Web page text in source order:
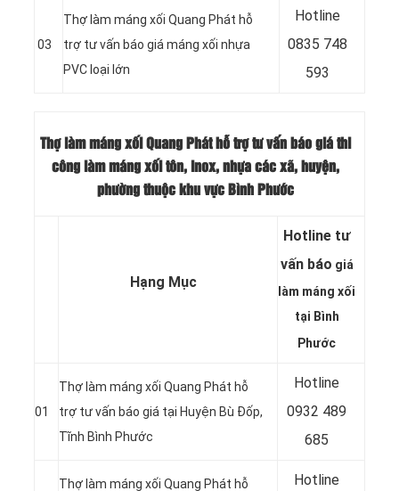
03
Thợ làm máng xối Quang Phát hỗ
trợ tư vấn báo giá máng xối nhựa
PVC loại lớn
Hotline
0835 748
593
Thợ làm máng xối Quang Phát hỗ trợ tư vấn báo giá thi
công làm máng xối tôn, inox, nhựa các xã, huyện,
phường thuộc khu vực Bình Phước
Hạng Mục
Hotline tư
vấn báo giá
làm máng xối
tại Bình
Phước
01
Thợ làm máng xối Quang Phát hỗ
trợ tư vấn báo giá tại Huyện Bù Đốp,
Tĩnh Bình Phước
Hotline
0932 489
685
Thợ làm máng xối Quang Phát hỗ
Hotline